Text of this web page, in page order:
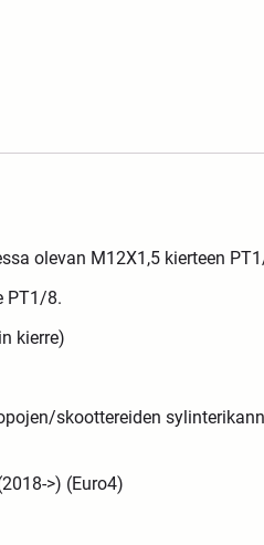
olevan M12X1,5 kierteen
PT1/8.
kierre)
skoottereiden
>) (Euro4)